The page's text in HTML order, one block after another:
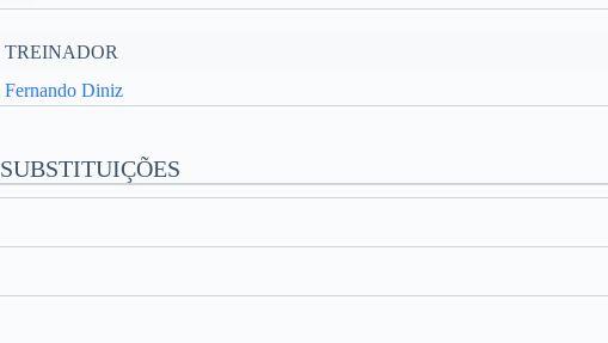
TREINADOR
Fernando Diniz
SUBSTITUIÇÕES